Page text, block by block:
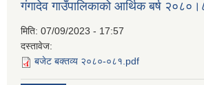
गंगादेव गाउँपालिकाको आर्थिक बर्ष
मिति: 07/09/2023 - 17:57
दस्तावेज:
बजेट बक्तव्य २०८०-०८१.pdf